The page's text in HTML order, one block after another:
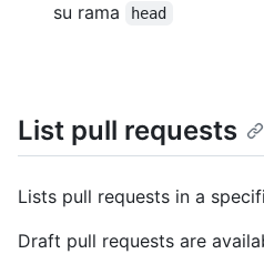
su rama
head
List pull requests
Lists pull requests in a
Draft pull requests are